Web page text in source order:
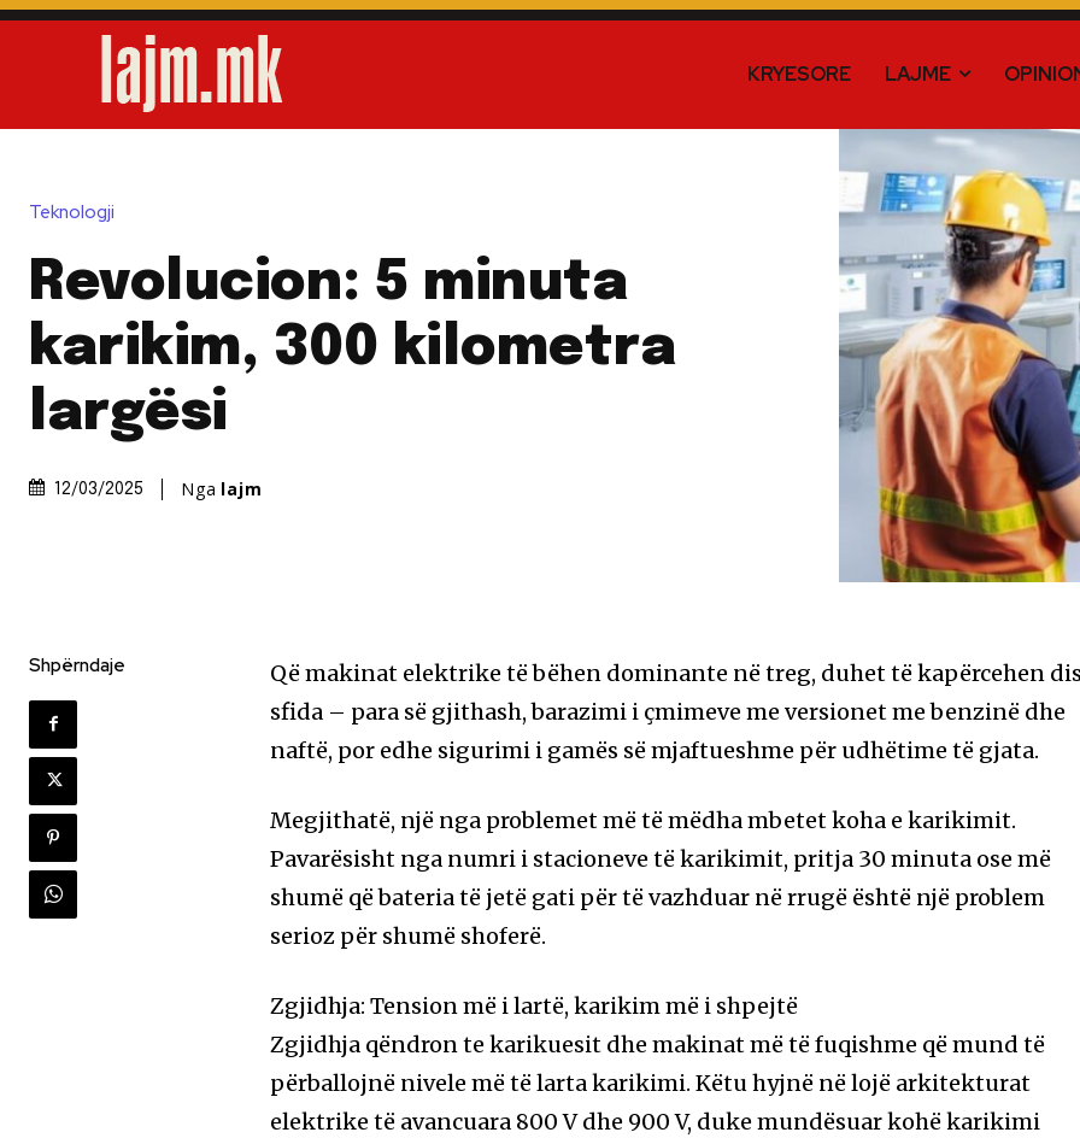
KRYESORE LAJME
Teknologji
Revolucion: 5 minuta
karikim, 300 kilometra
largësi
12/03/2025 Nga lajm
Shpërndaje
Që makinat elektrike të bëhen dominante në treg, duhet të kapërcehen
sfida – para së gjithash, barazimi i çmimeve me versionet me benzinë ​​dhe
naftë, por edhe sigurimi i gamës së mjaftueshme për udhëtime të gjata.
Megjithatë, një nga problemet më të mëdha mbetet koha e karikimit.
Pavarësisht nga numri i stacioneve të karikimit, pritja 30 minuta ose më
shumë që bateria të jetë gati për të vazhduar në rrugë është një problem
serioz për shumë shoferë.
Zgjidhja: Tension më i lartë, karikim më i shpejtë
Zgjidhja qëndron te karikuesit dhe makinat më të fuqishme që mund të
përballojnë nivele më të larta karikimi. Këtu hyjnë në lojë arkitekturat
elektrike të avancuara 800 V dhe 900 V, duke mundësuar kohë karikimi